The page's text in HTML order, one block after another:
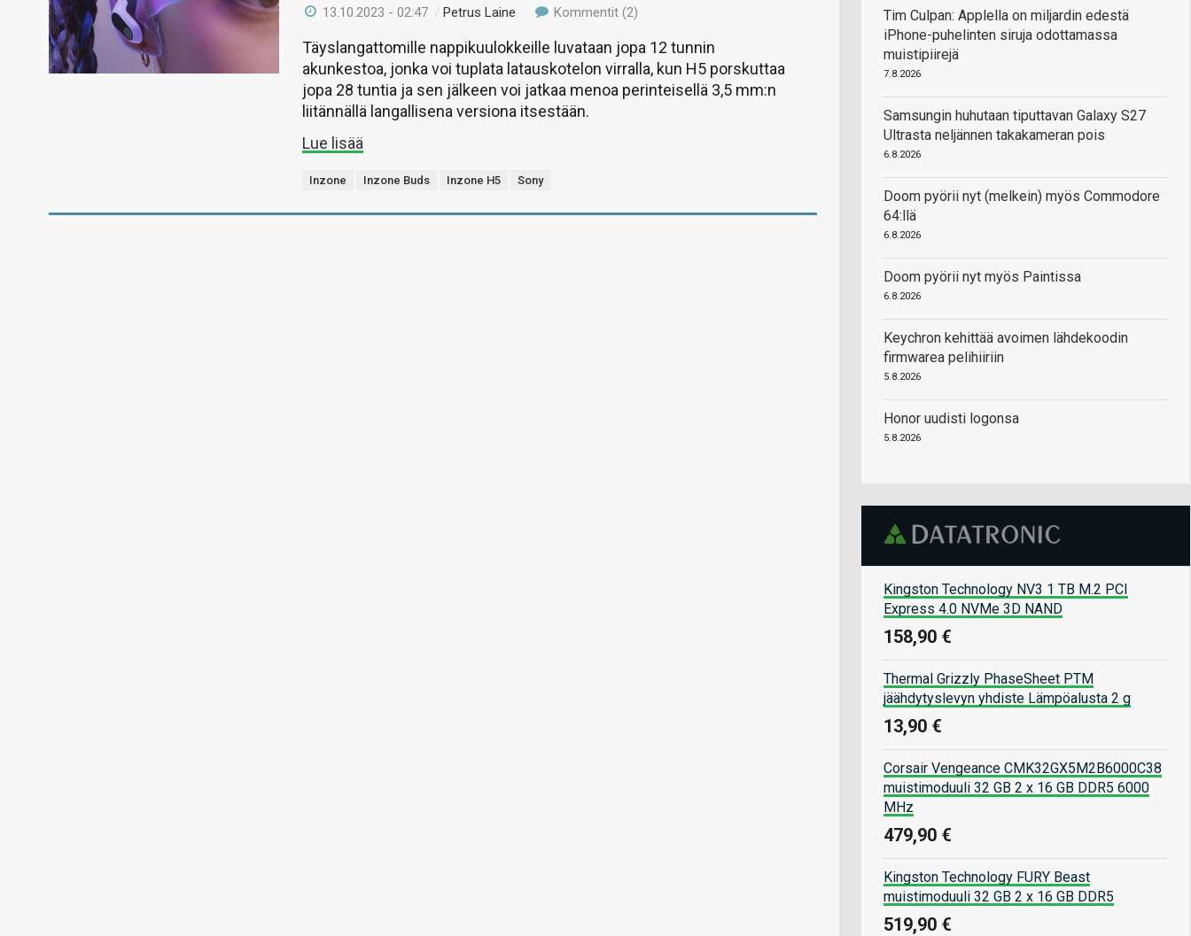
13.10.2023 - 02:47 /Petrus Laine Kommentit (2)
Täyslangattomille nappikuulokkeille luvataan jopa 12 tunnin
akunkestoa, jonka voi tuplata latauskotelon virralla, kun H5 porskuttaa
jopa 28 tuntia ja sen jälkeen voi jatkaa menoa perinteisellä 3,5 mm:n
liitännällä langallisena versiona itsestään.
Lue lisää
Inzone Inzone Buds Inzone H5 Sony
Tim Culpan: Applella on miljardin edestä
iPhone-puhelinten siruja odottamassa
muistipiirejä
7.8.2026
Samsungin huhutaan tiputtavan Galaxy S27
Ultrasta neljännen takakameran pois
6.8.2026
Doom pyörii nyt (melkein) myös Commodore
64:llä
6.8.2026
Doom pyörii nyt myös Paintissa
6.8.2026
Keychron kehittää avoimen lähdekoodin
firmwarea pelihiiriin
5.8.2026
Honor uudisti logonsa
5.8.2026
Kingston Technology NV3 1 TB M.2 PCI
Express 4.0 NVMe 3D NAND
158,90 €
Thermal Grizzly PhaseSheet PTM
jäähdytyslevyn yhdiste Lämpöalusta 2 g
13,90 €
Corsair Vengeance CMK32GX5M2B6000C38
muistimoduuli 32 GB 2 x 16 GB DDR5 6000
MHz
479,90 €
Kingston Technology FURY Beast
muistimoduuli 32 GB 2 x 16 GB DDR5
519,90 €